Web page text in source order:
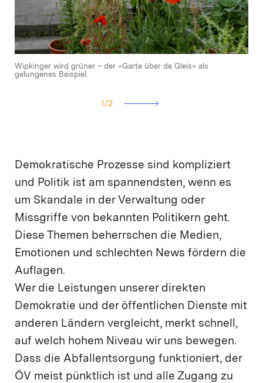
Wipkinger wird grüner – der «Garte über de Gleis» als
gelungenes Beispiel.
Roland Hurschler, Vorstand Grüne Kreis 6/10
1 /2
Demokratische Prozesse sind kompliziert
und Politik ist am spannendsten, wenn es
um Skandale in der Verwaltung oder
Missgriffe von bekannten Politikern geht.
Diese Themen beherrschen die Medien,
Emotionen und schlechten News fördern die
Auflagen.
Wer die Leistungen unserer direkten
Demokratie und der öffentlichen Dienste mit
anderen Ländern vergleicht, merkt schnell,
auf welch hohem Niveau wir uns bewegen.
Dass die Abfallentsorgung funktioniert, der
ÖV meist pünktlich ist und alle Zugang zu